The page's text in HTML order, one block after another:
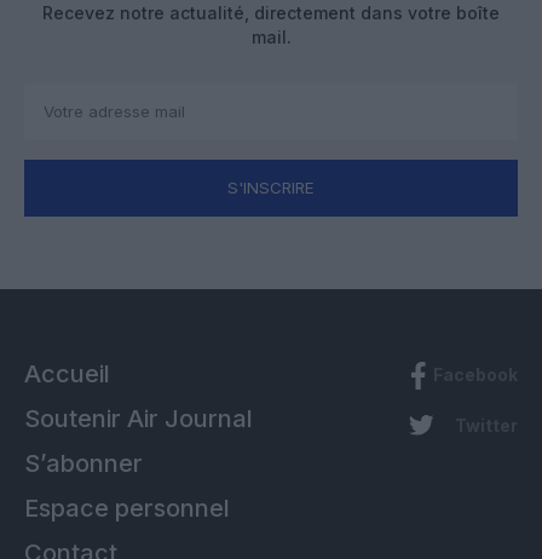
Recevez notre actualité, directement dans votre boîte
mail.
S'INSCRIRE
Accueil
Soutenir Air Journal
S’abonner
Espace personnel
Contact